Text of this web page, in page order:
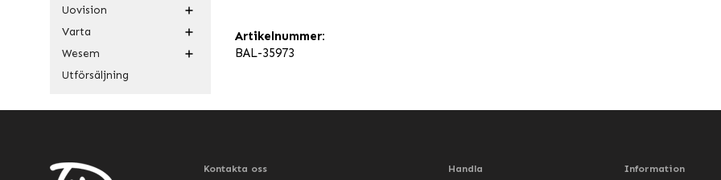
Uovision
Varta
Wesem
Utförsäljning
Artikelnummer:
BAL-35973
Kontakta oss Handla Information